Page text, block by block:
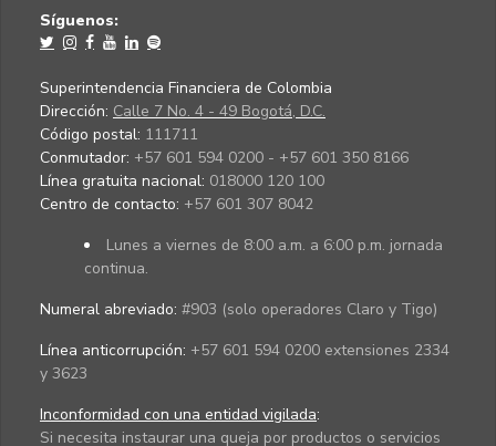
Síguenos:
Superintendencia Financiera de Colombia
Dirección: Calle 7 No. 4 - 49 Bogotá, D.C.
Código postal: 111711
Conmutador: +57 601 594 0200 - +57 601 350 8166
Línea gratuita nacional: 018000 120 100
Centro de contacto: +57 601 307 8042
Lunes a viernes de 8:00 a.m. a 6:00 p.m. jornada
continua.
Numeral abreviado: #903 (solo operadores Claro y Tigo)
Línea anticorrupción: +57 601 594 0200 extensiones 2334
y 3623
Inconformidad con una entidad vigilada:
Si necesita instaurar una queja por productos o servicios